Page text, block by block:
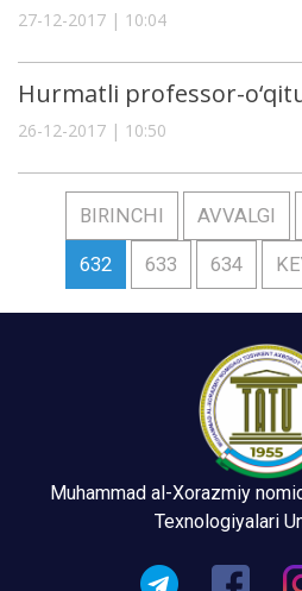
27-12-2017 | 10:04
Hurmatli professor-
26-12-2017 | 10:50
BIRINCHI AVVALGI
632 633 634
Muhammad al-Xorazmiy
Texnologiyalari